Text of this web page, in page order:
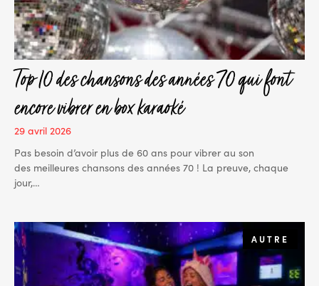
Top 10 des chansons des années 70 qui font
encore vibrer en box karaoké
29 avril 2026
Pas besoin d’avoir plus de 60 ans pour vibrer au son
des meilleures chansons des années 70 ! La preuve, chaque
jour,…
AUTRE